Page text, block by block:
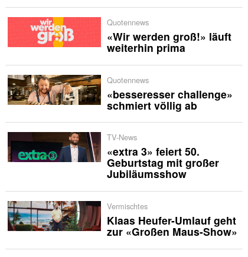
Quotennews
«Wir werden groß!» läuft
weiterhin prima
Quotennews
«besseresser challenge»
schmiert völlig ab
TV-News
«extra 3» feiert 50.
Geburtstag mit großer
Jubiläumsshow
Vermischtes
Klaas Heufer-Umlauf geht
zur «Großen Maus-Show»